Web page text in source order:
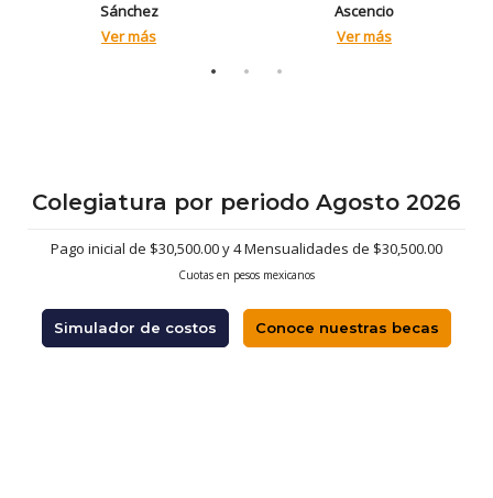
Sánchez
Ver más
Ascencio
Ver más
Colegiatura por periodo Agosto 2026
Pago inicial de $30,500.00 y 4 Mensualidades de $30,500.00
Cuotas en pesos mexicanos
Simulador de costos Conoce nuestras becas